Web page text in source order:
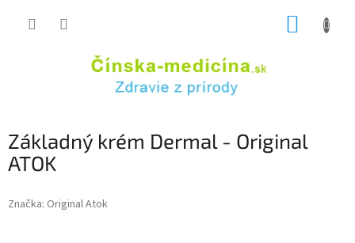
Základný krém Dermal - Original
ATOK
Značka: Original Atok